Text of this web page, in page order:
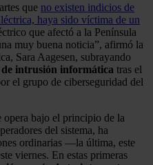
que no existen indicios de
haya sido víctima de un
que afectó a la Península
muy buena noticia”, afirmó la
Sara Aagesen, subrayando
de intrusión informática tras el
el grupo de ciberseguridad del
opera bajo el principio de la
del sistema, ha
ordinarias —la última, este
viernes. En estas primeras